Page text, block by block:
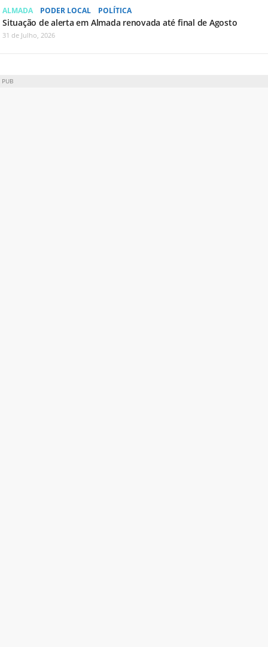
ALMADA PODER LOCAL POLÍTICA
Situação de alerta em Almada renovada até final de Agosto
31 de Julho, 2026
PUB